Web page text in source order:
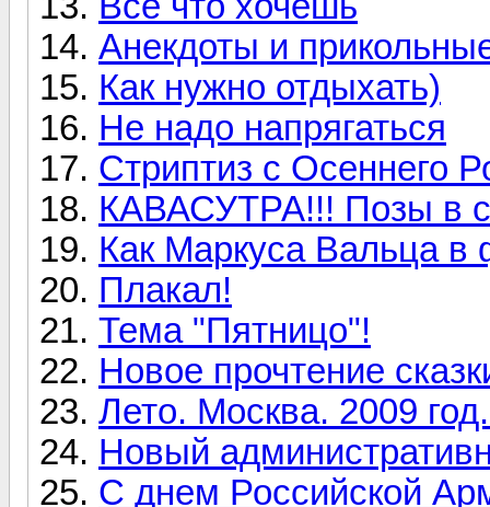
Анекдоты и
Как нужно отдыхать)
Не надо напрягаться
Cтриптиз с Осеннего
КАВАСУТРА!!! Позы в
Как Маркуса Вальца в
Плакал!
Тема "Пятницо"!
Новое прочтение
Лето. Москва. 2009
Новый
С днем Российской